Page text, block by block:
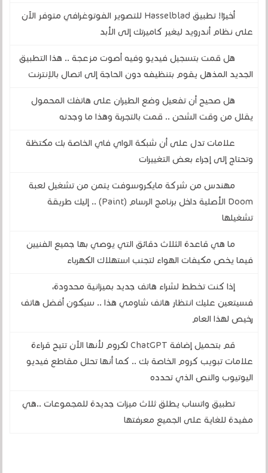
أخيرًا! تطبيق Hasselblad للتصوير الفوتوغرافي متوفر الآن
على نظام أندرويد ليغير كاميرتك إلى الأبد
هل قمت بتسجيل فيديو وفيه أصوت مزعجة .. هذا التطبيق
الجديد المذهل يقوم بتنظيفه دون الحاجة إلى اتصال بالإنترنت
هل صحيح أن تفعيل وضع الطيران على هاتفك المحمول
يقلل من وقت الشحن .. قمت بالتجربة وهذا ما وجدته
علامات تدل على أن شبكة الواي فاي الخاصة بك مكتظة
وتحتاج إلى إجراء بعض التغييرات
مهندس من شركة مايكروسوفت يتمن من تشغيل لعبة
Doom الأصلية داخل برنامج الرسام (Paint) .. إليك طريقة
تشغيلها
ما هي قاعدة الثلاث دقائق التي يوصي بها جميع الفنيين
فيما يخص مكيفات الهواء لتجنب استهلاك الكهرباء
إذا كنت تخطط لشراء هاتف جديد بميزانية محدودة،
فسيتعين عليك انتظار هاتف شاومي هذا .. سيكون أفضل هاتف
رخيص لهذا العام
قم بتحميل إضافة ChatGPT لكروم لأنها الآن تتيح قراءة
علامات تبويب كروم الخاصة بك .. كما أنها تحلل مقاطع فيديو
اليوتيوب والنص الذي تحدده
تطبيق واتساب يطلق ثلاث ميزات جديدة للمجموعات ..هي
مفيدة للغاية على الجميع معرفتها